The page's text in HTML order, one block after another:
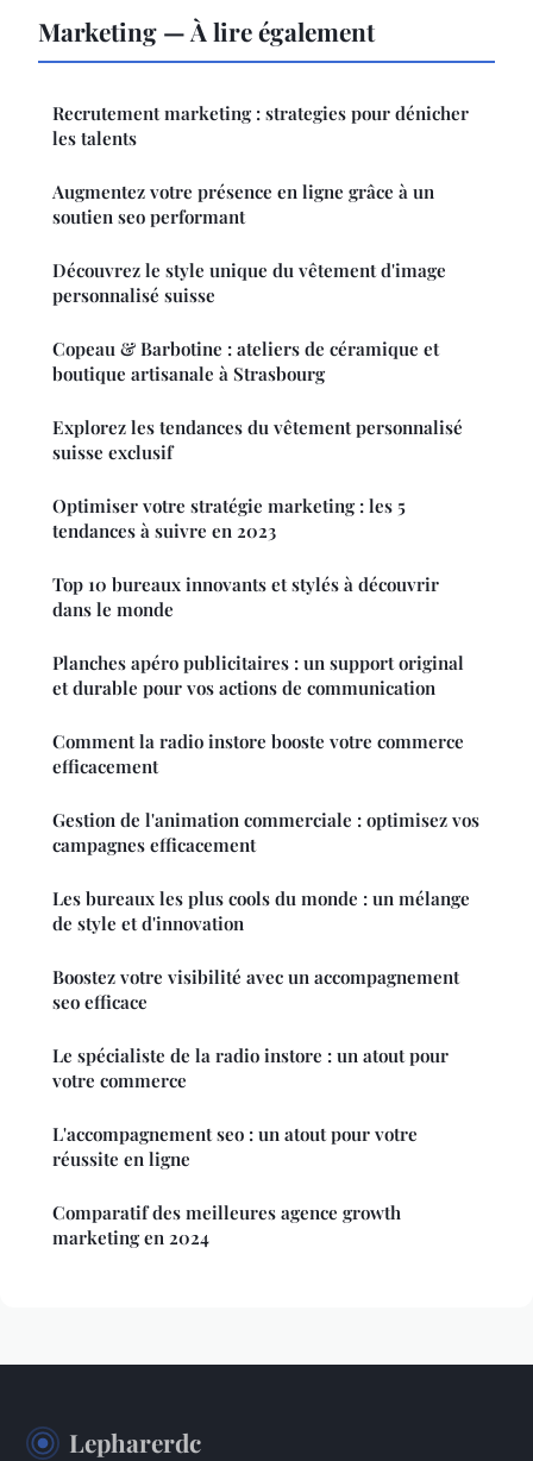
Marketing — À lire également
Recrutement marketing : strategies pour dénicher
les talents
Augmentez votre présence en ligne grâce à un
soutien seo performant
Découvrez le style unique du vêtement d'image
personnalisé suisse
Copeau & Barbotine : ateliers de céramique et
boutique artisanale à Strasbourg
Explorez les tendances du vêtement personnalisé
suisse exclusif
Optimiser votre stratégie marketing : les 5
tendances à suivre en 2023
Top 10 bureaux innovants et stylés à découvrir
dans le monde
Planches apéro publicitaires : un support original
et durable pour vos actions de communication
Comment la radio instore booste votre commerce
efficacement
Gestion de l'animation commerciale : optimisez vos
campagnes efficacement
Les bureaux les plus cools du monde : un mélange
de style et d'innovation
Boostez votre visibilité avec un accompagnement
seo efficace
Le spécialiste de la radio instore : un atout pour
votre commerce
L'accompagnement seo : un atout pour votre
réussite en ligne
Comparatif des meilleures agence growth
marketing en 2024
Lepharerdc